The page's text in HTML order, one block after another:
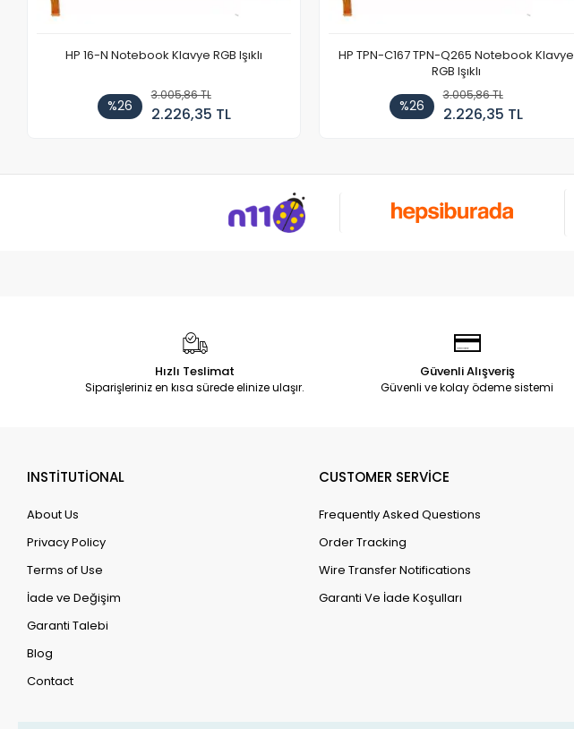
HP 16-N Notebook Klavye RGB Işıklı
%26
3.005,86 TL
2.226,35 TL
HP TPN-C167 TPN-Q265 Notebook Klavye
RGB Işıklı
%26
3.005,86 TL
2.226,35 TL
Hızlı Teslimat
Siparişleriniz en kısa sürede elinize ulaşır.
Güvenli Alışveriş
Güvenli ve kolay ödeme sistemi
INSTİTUTİONAL
About Us
Privacy Policy
Terms of Use
İade ve Değişim
Garanti Talebi
Blog
Contact
CUSTOMER SERVİCE
Frequently Asked Questions
Order Tracking
Wire Transfer Notifications
Garanti Ve İade Koşulları